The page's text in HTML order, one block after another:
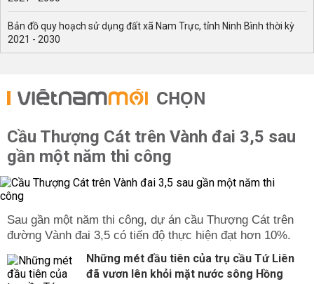
Bản đồ quy hoạch sử dụng đất xã Nam Trực, tỉnh Ninh Bình thời kỳ
2021 - 2030
CHỌN
Cầu Thượng Cát trên Vành đai 3,5 sau
gần một năm thi công
Sau gần một năm thi công, dự án cầu Thượng Cát trên
đường Vành đai 3,5 có tiến độ thực hiện đạt hơn 10%.
Những mét đầu tiên của trụ cầu Tứ Liên
đã vươn lên khỏi mặt nước sông Hồng